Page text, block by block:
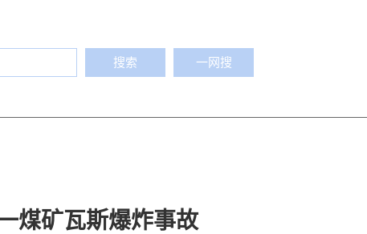
搜索 一网搜
煤矿瓦斯爆炸事故